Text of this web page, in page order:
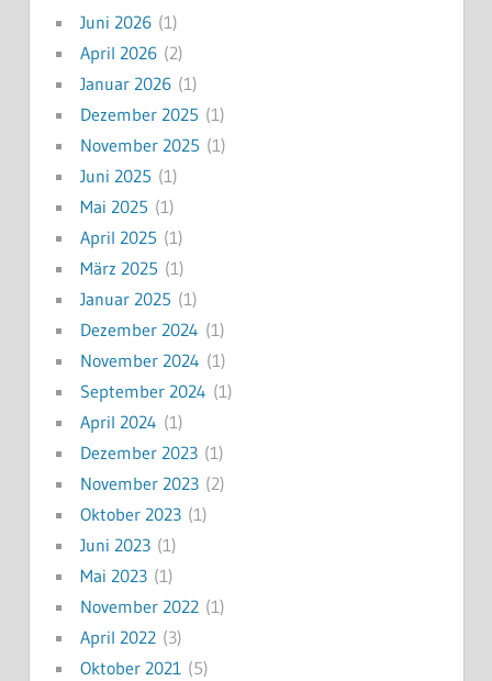
Juni 2026(1)
April 2026(2)
Januar 2026(1)
Dezember 2025 (1)
November 2025 (1)
Juni 2025 (1)
Mai 2025 (1)
April 2025 (1)
März 2025 (1)
Januar 2025 (1)
Dezember 2024 (1)
November 2024 (1)
September 2024 (1)
April 2024 (1)
Dezember 2023(1)
November 2023(2)
Oktober 2023(1)
Juni 2023(1)
Mai 2023(1)
November 2022(1)
April 2022(3)
Oktober 2021(5)